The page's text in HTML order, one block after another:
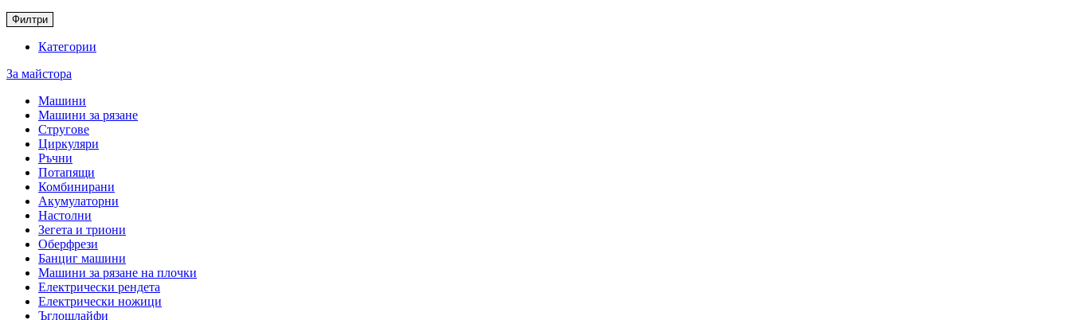
Филтри
Категории
За майстора
Машини
Машини за рязане
Стругове
Циркуляри
Ръчни
Потапящи
Комбинирани
Акумулаторни
Настолни
Зегета и триони
Оберфрези
Банциг машини
Машини за рязане на плочки
Електрически рендета
Електрически ножици
Ъглошлайфи